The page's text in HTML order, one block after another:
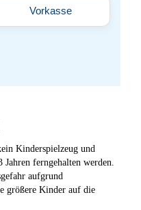
Vorkasse
Kinderspielzeug und
ferngehalten werden.
aufgrund
größere Kinder auf die